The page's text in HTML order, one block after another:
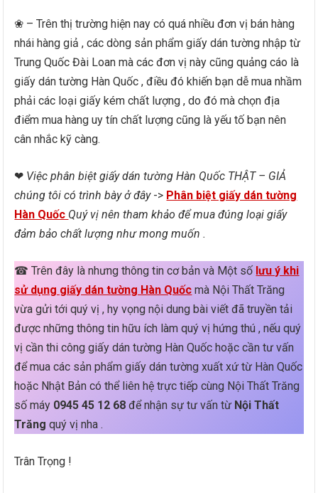
❀ – Trên thị trường hiện nay có quá nhiều đơn vị bán hàng
nhái hàng giả , các dòng sản phẩm giấy dán tường nhập từ
Trung Quốc Đài Loan mà các đơn vị này cũng quảng cáo là
giấy dán tường Hàn Quốc , điều đó khiến bạn dễ mua nhầm
phải các loại giấy kém chất lượng , do đó mà chọn địa
điểm mua hàng uy tín chất lượng cũng là yếu tố bạn nên
cân nhắc kỹ càng.
❤ Việc phân biệt giấy dán tường Hàn Quốc THẬT – GIẢ
chúng tôi có trình bày ở đây-> Phân biệt giấy dán tường
Hàn Quốc Quý vị nên tham khảo để mua đúng loại giấy
đảm bảo chất lượng như mong muốn .
☎ Trên đây là nhưng thông tin cơ bản và Một số lưu ý khi
sử dụng giấy dán tường Hàn Quốc mà Nội Thất Trăng
vừa gửi tới quý vị , hy vọng nội dung bài viết đã truyền tải
được những thông tin hữu ích làm quý vị hứng thú , nếu quý
vị cần thi công giấy dán tường Hàn Quốc hoặc cần tư vấn
để mua các sản phẩm giấy dán tường xuất xứ từ Hàn Quốc
hoặc Nhật Bản có thể liên hệ trực tiếp cùng Nội Thất Trăng
số máy 0945 45 12 68 để nhận sự tư vấn từ Nội Thất
Trăng quý vị nha .
Trân Trọng !